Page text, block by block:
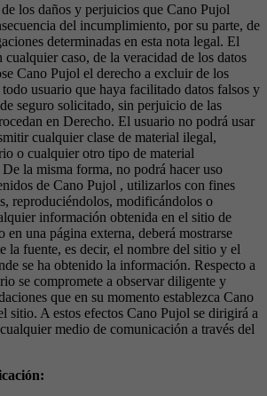
los daños y perjuicios que Cano Pujol
del incumplimiento, por su parte, de
determinadas en esta nota legal. El
cualquier caso, de la veracidad de los datos
Cano Pujol el derecho a excluir de los
usuario que haya facilitado datos falsos y
seguro solicitado, sin perjuicio de las
en Derecho. El usuario no podrá usar
cualquier clase de material ilegal,
o cualquier otro tipo de material
la misma forma, no podrá hacer uso
de Cano Pujol , utilizarlos con fines
reproduciéndolos, modificándolos o
información obtenida en el sitio de
en una página externa, deberá mostrarse
la fuente, es decir, el nombre del sitio y el
se ha obtenido la información. Respecto a
se compromete a observar diligente y
que en su momento establezca Cano
sitio. A estos efectos Cano Pujol se dirigirá a
medio de comunicación a través del